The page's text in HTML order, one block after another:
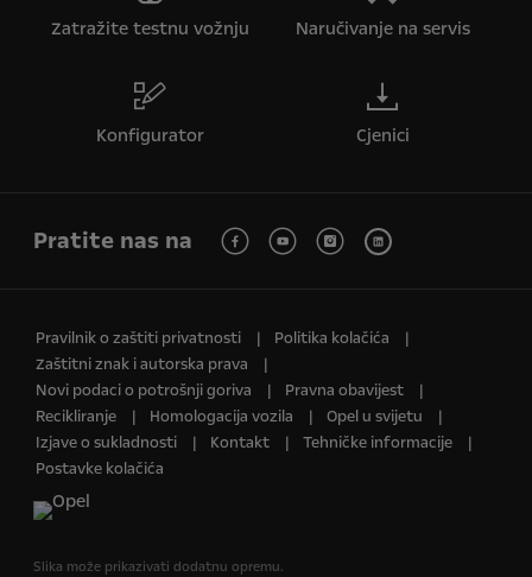
Zatražite testnu vožnju Naručivanje na servis
Konfigurator Cjenici
Pratite nas na
Pravilnik o zaštiti privatnosti
Politika kolačića
Zaštitni znak i autorska prava
Novi podaci o potrošnji goriva
Pravna obavijest
Recikliranje
Homologacija vozila
Opel u svijetu
Izjave o sukladnosti
Kontakt
Tehničke informacije
Postavke kolačića
Slika može prikazivati dodatnu opremu.